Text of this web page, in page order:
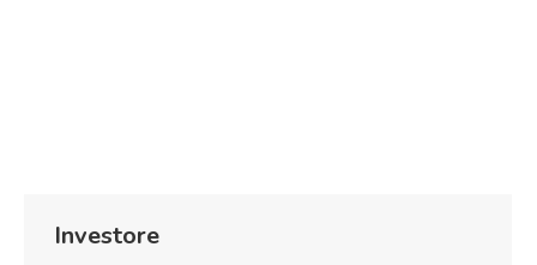
Investore